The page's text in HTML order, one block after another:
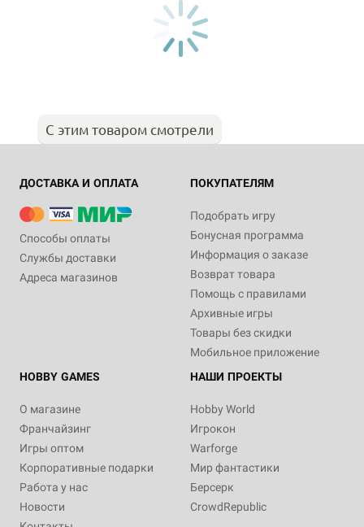
С этим товаром смотрели
ДОСТАВКА И ОПЛАТА
Способы оплаты
Службы доставки
Адреса магазинов
ПОКУПАТЕЛЯМ
Подобрать игру
Бонусная программа
Информация о заказе
Возврат товара
Помощь с правилами
Архивные игры
Товары без скидки
Мобильное приложение
HOBBY GAMES
О магазине
Франчайзинг
Игры оптом
Корпоративные подарки
Работа у нас
Новости
НАШИ ПРОЕКТЫ
Hobby World
Игрокон
Warforge
Мир фантастики
Берсерк
CrowdRepublic